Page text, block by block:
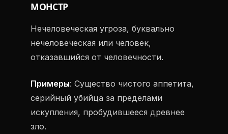
МОНСТР
Нечеловеческая угроза, буквально
нечеловеческая или человек,
отказавшийся от человечности.
Примеры: Существо чистого аппетита,
серийный убийца за пределами
искупления, пробудившееся древнее
зло.